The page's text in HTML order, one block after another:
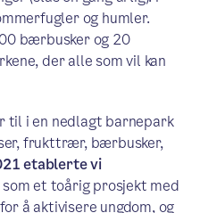
og humler.
bærbusker og 20
der alle som vil kan
til i en nedlagt barnepark
frukttrær, bærbusker,
etablerte vi
som et toårig prosjekt med
å aktivisere ungdom, og